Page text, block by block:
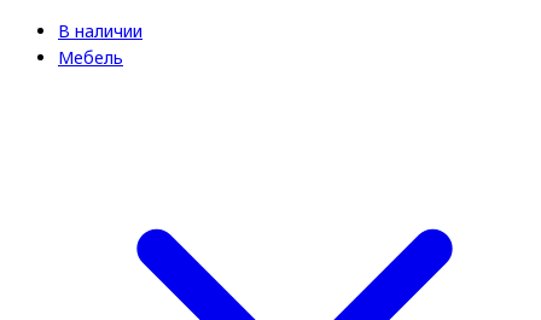
В наличии
Мебель